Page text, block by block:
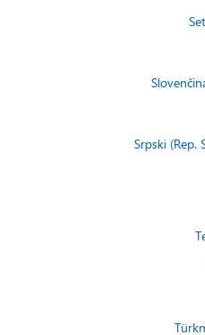
Srpski (Rep.